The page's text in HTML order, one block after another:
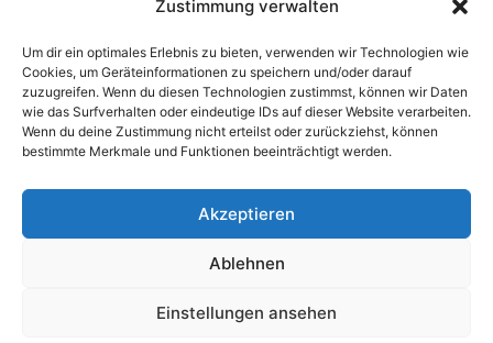
Zustimmung verwalten
Um dir ein optimales Erlebnis zu bieten, verwenden wir Technologien wie
Cookies, um Geräteinformationen zu speichern und/oder darauf
zuzugreifen. Wenn du diesen Technologien zustimmst, können wir Daten
wie das Surfverhalten oder eindeutige IDs auf dieser Website verarbeiten.
Wenn du deine Zustimmung nicht erteilst oder zurückziehst, können
bestimmte Merkmale und Funktionen beeinträchtigt werden.
Akzeptieren
Ablehnen
Einstellungen ansehen
h
i
v
Unterstützt von: